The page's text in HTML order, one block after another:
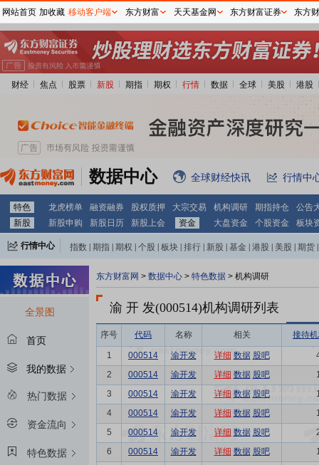
财经 焦点 股票 新股 期指 期权 行情 数据 全球 美股 港股
数据中心 全球财经快讯 行情中
特色 龙虎榜单 融资融券 股权质押 大宗交易 机构调研 期指持仓
公告
新股
新股申购 新股日历 新股上会 资金 大盘资金 个股资金 板块
行情中心 指数 期指 期权 个股 板块 排行 新股 基金 港股 美股 期货
全景图
首页
我的数据
热门数据
资金流向
特色数据
东方财富网 > 数据中心 > 特色数据 > 机构调研
渝 开 发(000514)机构调研列表
序号 代码 名称 相关 接待
1 000514 渝开发 详细 数据 股吧
2
000514 渝开发 详细 数据 股吧
3
000514 渝开发 详细 数据 股吧
4
000514 渝开发 详细 数据 股吧
5
000514 渝开发 详细 数据 股吧
6
000514 渝开发 详细 数据 股吧
网站首页 加收藏 移动客户端 东方财富 天天基金网 东方财富证券 东方